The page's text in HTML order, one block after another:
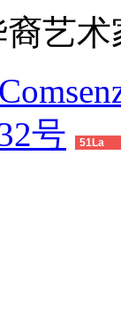
艺
号
51La